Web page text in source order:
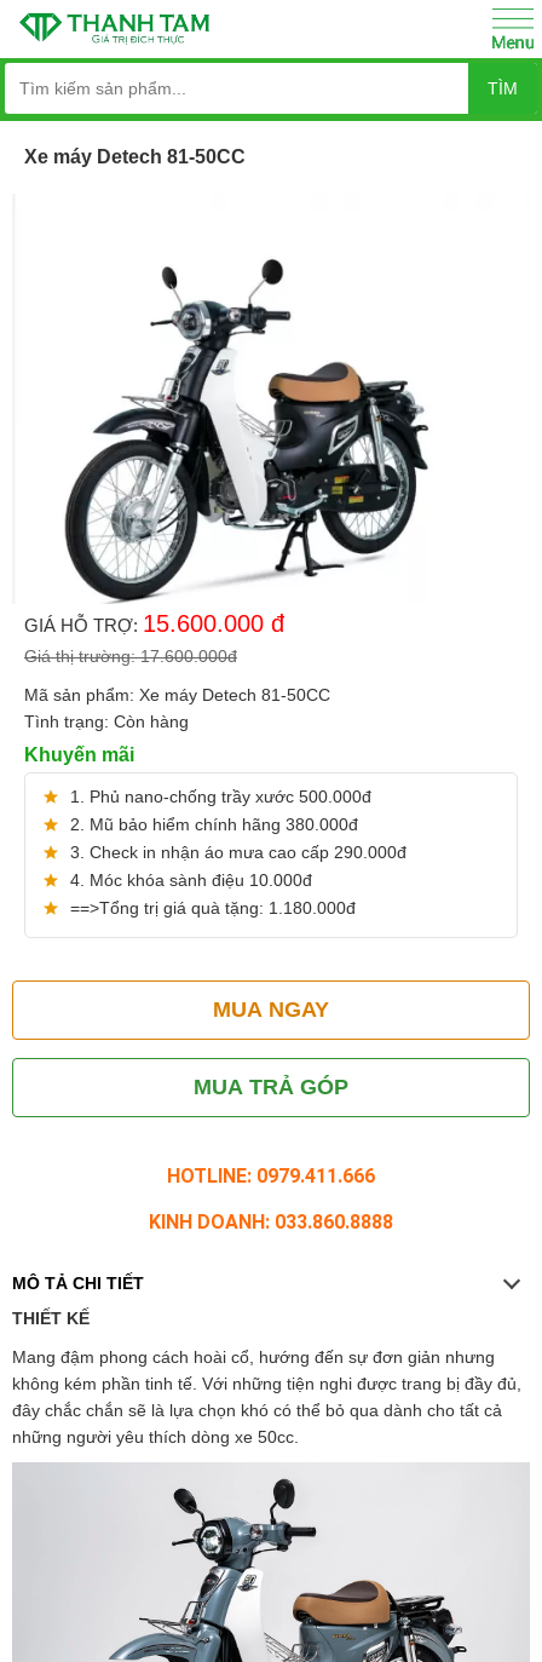
TÌM
Xe máy Detech 81-50CC
GIÁ HỖ TRỢ: 15.600.000 đ
Giá thị trường:17.600.000đ
Mã sản phẩm: Xe máy Detech 81-50CC
Tình trạng: Còn hàng
Khuyến mãi
1. Phủ nano-chống trầy xước 500.000đ
2. Mũ bảo hiểm chính hãng 380.000đ
3. Check in nhận áo mưa cao cấp 290.000đ
4. Móc khóa sành điệu 10.000đ
==>Tổng trị giá quà tặng: 1.180.000đ
MUA NGAY
MUA TRẢ GÓP
HOTLINE: 0979.411.666
KINH DOANH: 033.860.8888
MÔ TẢ CHI TIẾT
THIẾT KẾ
Mang đậm phong cách hoài cổ, hướng đến sự đơn giản nhưng
không kém phần tinh tế. Với những tiện nghi được trang bị đầy đủ,
đây chắc chắn sẽ là lựa chọn khó có thể bỏ qua dành cho tất cả
những người yêu thích dòng xe 50cc.